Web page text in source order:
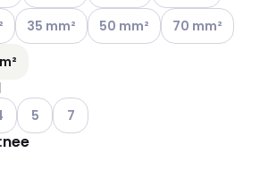
combinatie niet mogelijk)
(Huidige combinatie niet
Andere varianten (Huidige combinatie
35 mm² Andere varianten (Huidige
50 mm² Andere
70 mm²
(Huidige combinatie niet mogelijk)
(Huidige combinatie niet
varianten (Huidige combinatie niet
Andere varianten (Huidige combinatie
5 Andere varianten (Huidige
7
:nee
combinatie niet mogelijk)